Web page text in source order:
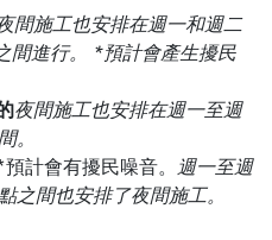
間施工也安排在週一和週二
間進行。 *預計會產生擾民
夜間施工也安排在週一至週
。
預計會有擾民噪音。 週一至週
之間也安排了夜間施工。